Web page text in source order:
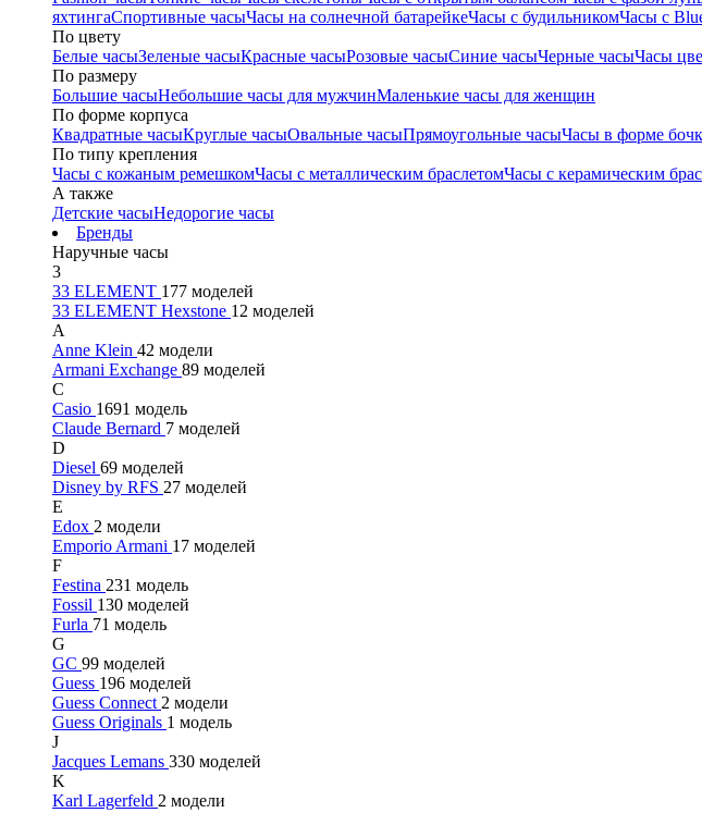
яхтингаСпортивные часыЧасы на солнечной батарейкеЧасы с будильникомЧасы с
По цвету
Белые часыЗеленые часыКрасные часыРозовые часыСиние часыЧерные часыЧасы
По размеру
Большие часыНебольшие часы для мужчинМаленькие часы для женщин
По форме корпуса
Квадратные часыКруглые часыОвальные часыПрямоугольные часыЧасы в форме
По типу крепления
Часы с кожаным ремешкомЧасы с металлическим браслетомЧасы с керамическим
А также
Детские часыНедорогие часы
Бренды
Наручные часы
3
33 ELEMENT 177 моделей
33 ELEMENT Hexstone 12 моделей
A
Anne Klein 42 модели
Armani Exchange 89 моделей
C
Casio 1691 модель
Claude Bernard 7 моделей
D
Diesel 69 моделей
Disney by RFS 27 моделей
E
Edox 2 модели
Emporio Armani 17 моделей
F
Festina 231 модель
Fossil 130 моделей
Furla 71 модель
G
GC 99 моделей
Guess 196 моделей
Guess Connect 2 модели
Guess Originals 1 модель
J
Jacques Lemans 330 моделей
K
Karl Lagerfeld 2 модели